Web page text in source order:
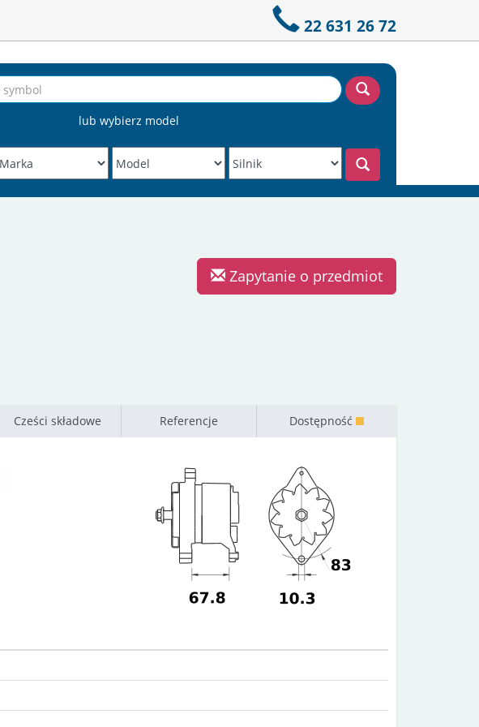
22 631 26 72
lub wybierz model
Zapytanie o przedmiot
Cześci składowe Referencje Dostępność